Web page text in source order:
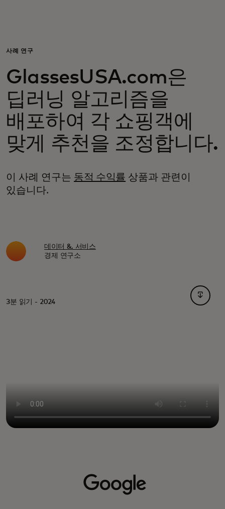
비즈니스 고객
모두를 위한 가치
이노베이터
뉴스 & 인사이트
사례 연구
GlassesUSA.com은
딥러닝 알고리즘을
배포하여 각 쇼핑객에
맞게 추천을 조정합니다.
이 사례 연구는 동적 수익률 상품과 관련이
있습니다.
데이터 &. 서비스
경제 연구소
3분 읽기 - 2024
새 탭에